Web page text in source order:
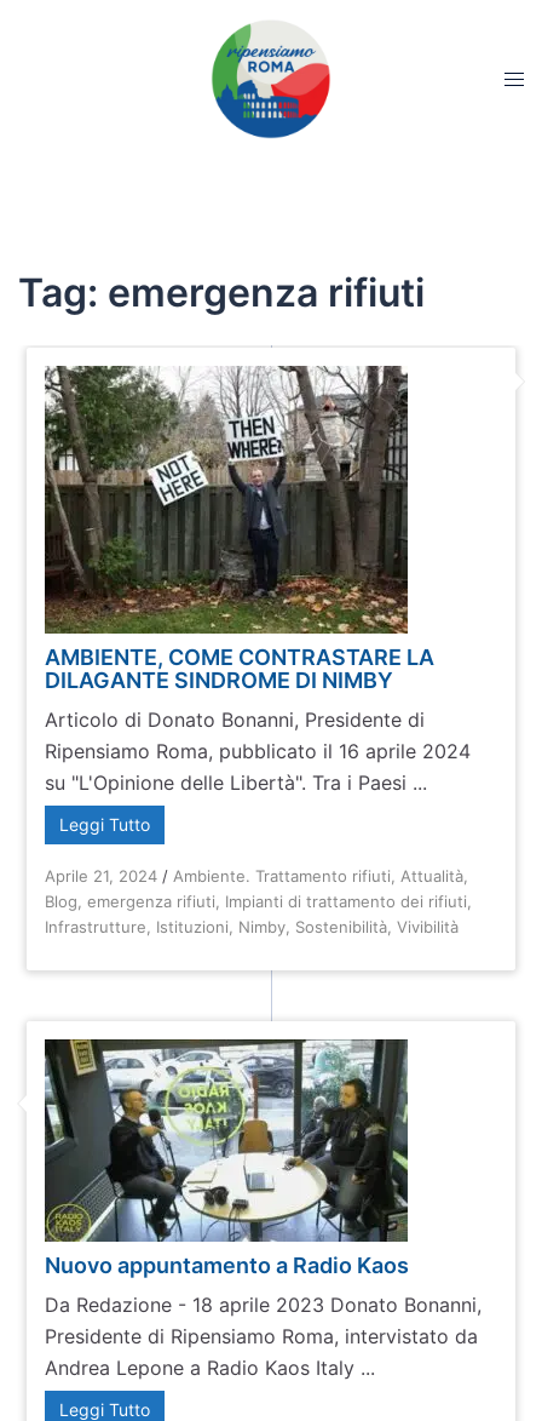
Tag: emergenza rifiuti
AMBIENTE, COME CONTRASTARE LA
DILAGANTE SINDROME DI NIMBY
Articolo di Donato Bonanni, Presidente di
Ripensiamo Roma, pubblicato il 16 aprile 2024
su "L'Opinione delle Libertà". Tra i Paesi ...
Leggi Tutto
Aprile 21, 2024 / Ambiente. Trattamento rifiuti Attualità
Blog ,emergenza rifiuti Impianti di trattamento dei rifiuti
Infrastrutture
Istituzioni Nimby Sostenibilità ,Vivibilità
Nuovo appuntamento a Radio Kaos
Da Redazione - 18 aprile 2023 Donato Bonanni,
Presidente di Ripensiamo Roma, intervistato da
Andrea Lepone a Radio Kaos Italy ...
Leggi Tutto